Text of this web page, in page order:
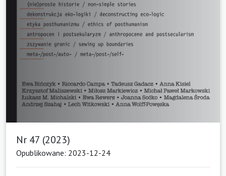
Nr 47 (2023)
Opublikowane: 2023-12-24